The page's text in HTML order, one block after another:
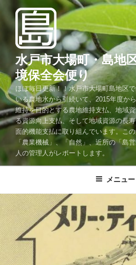
ス
キ
ッ
プ
水戸市大場町・島地
境保全会便り
ほぼ毎日更新！！水戸市大場町島地区
いる農地水から引続いて、2015年度か
維持を目的とする農地維持支払、地域
る資源向上支払、そして地域資源の長
面的機能支払に取り組んでいます。こ
「農業機械」、「自然」、近所の「島
人の管理人がレポートします。
メニュー